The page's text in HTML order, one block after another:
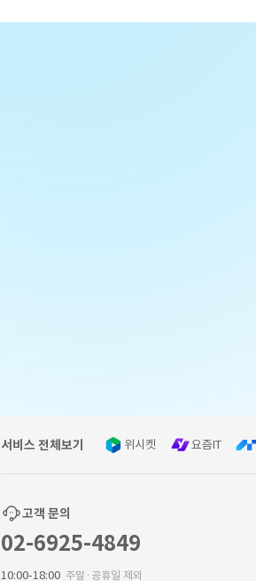
서비스 전체보기 위시켓 요즘IT
고객 문의
02-6925-4849
10:00-18:00 주말·공휴일 제외